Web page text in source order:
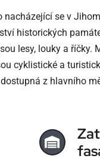
nacházející se v
historických
lesy, louky a
cyklistické a
z hlavního